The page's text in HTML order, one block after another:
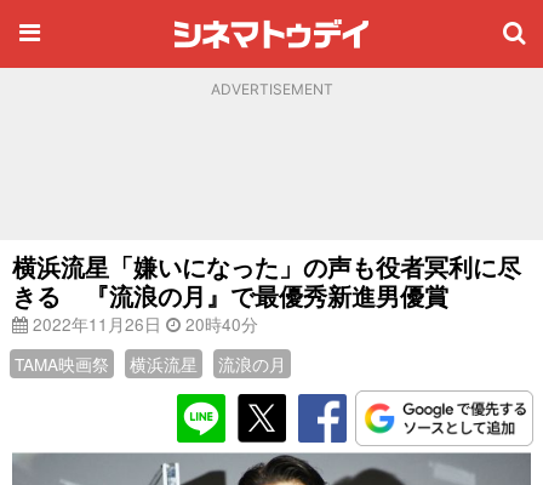
ADVERTISEMENT
横浜流星「嫌いになった」の声も役者冥利に尽
きる 『流浪の月』で最優秀新進男優賞
2022年11月26日
20時40分
TAMA映画祭
横浜流星 流浪の月